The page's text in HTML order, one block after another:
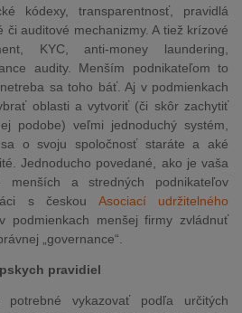
kódexy, transparentnosť, pravidlá
auditové mechanizmy. A tiež krízové
KYC, anti-money laundering,
audity. Menším podnikateľom to
sa toho báť. Aj v podmienkach
oblasti a vytvoriť (či skôr zachytiť
podobe) veľmi jednoduchý systém,
o svoju spoločnosť staráte a aké
Jednoducho povedané, ako je vaša
menších a stredných podnikateľov
s českou Asociací udržitelného
podmienkach menšej firmy zvládnuť
„governance“.
pravidiel
vykazovať podľa určitých